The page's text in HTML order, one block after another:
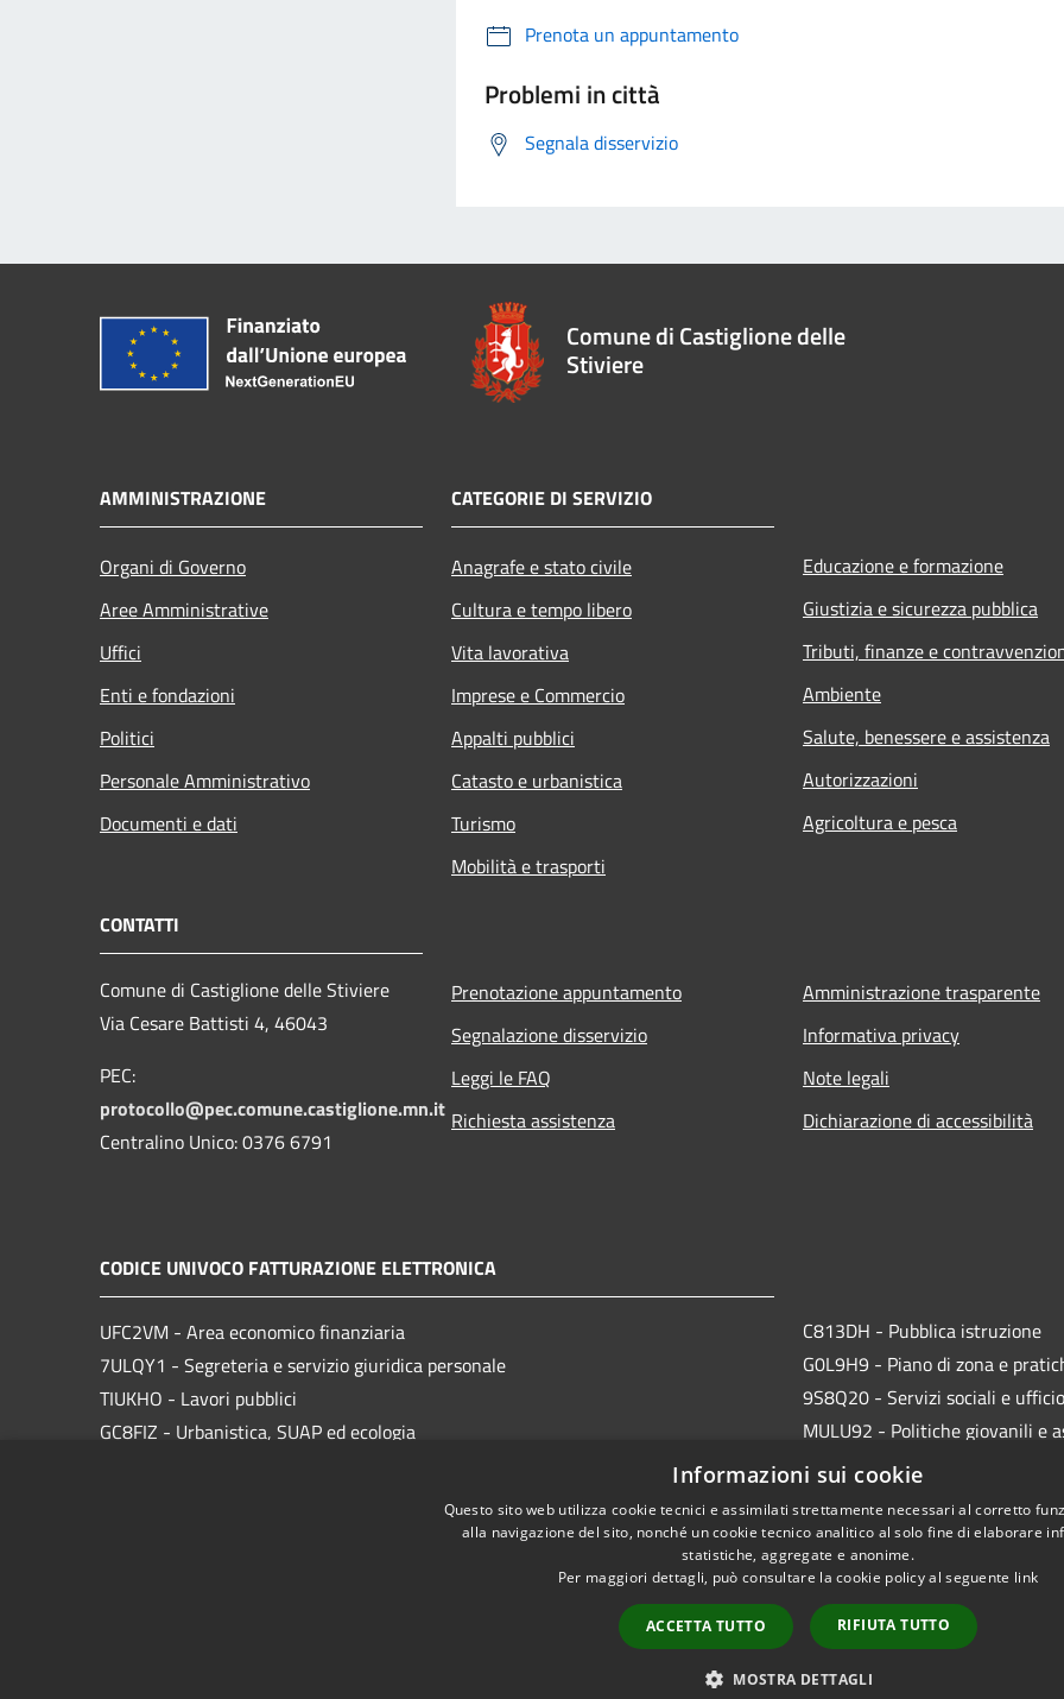
Prenota un appuntamento
Problemi in città
Segnala disservizio
Comune di Castiglione delle
Stiviere
AMMINISTRAZIONE
Organi di Governo
Aree Amministrative
Uffici
Enti e fondazioni
Politici
Personale Amministrativo
Documenti e dati
CATEGORIE DI SERVIZIO
Anagrafe e stato civile
Cultura e tempo libero
Vita lavorativa
Imprese e Commercio
Appalti pubblici
Catasto e urbanistica
Turismo
Mobilità e trasporti
Educazione e formazione
Giustizia e sicurezza pubblica
Tributi, finanze e
Ambiente
Salute, benessere e assistenza
Autorizzazioni
Agricoltura e pesca
CONTATTI
Comune di Castiglione delle Stiviere
Via Cesare Battisti 4, 46043
PEC:
protocollo@pec.comune.castiglione.mn.it
Centralino Unico: 0376 6791
Prenotazione appuntamento
Segnalazione disservizio
Leggi le FAQ
Richiesta assistenza
Amministrazione trasparente
Informativa privacy
Note legali
Dichiarazione di accessibilità
CODICE UNIVOCO FATTURAZIONE ELETTRONICA
UFC2VM - Area economico finanziaria
7ULQY1 - Segreteria e servizio giuridica personale
TIUKHO - Lavori pubblici
GC8FIZ - Urbanistica, SUAP ed ecologia
C813DH - Pubblica istruzione
G0L9H9 - Piano di zona e
9S8Q20 - Servizi sociali e
MULU92 - Politiche giovanili e
JMVI54 - CED, protocollo e
Copyright © 2026 •
Informazioni sui cookie
Questo sito web utilizza cookie tecnici e assimilati strettamente necessari al corretto
alla navigazione del sito, nonché un cookie tecnico analitico al solo fine di elaborare
statistiche, aggregate e anonime.
Per maggiori dettagli, può consultare la cookie policy al seguente link
ACCETTA TUTTO RIFIUTA TUTTO
MOSTRA DETTAGLI